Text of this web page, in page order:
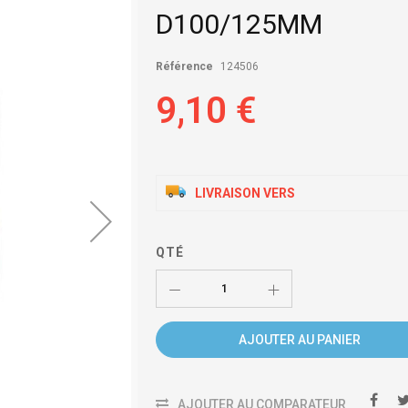
D100/125MM
Référence 124506
9,10 €
LIVRAISON VERS
QTÉ
AJOUTER AU PANIER
AJOUTER AU COMPARATEUR